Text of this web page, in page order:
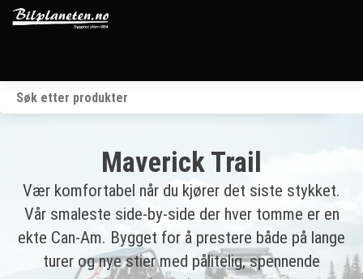
Kjøretøy
BRP
Verksted
Maverick Trail
Vær komfortabel når du kjører det siste stykket.
Vår smaleste side-by-side der hver tomme er en
ekte Can-Am. Bygget for å prestere både på lange
turer og nye stier med pålitelig, spennende